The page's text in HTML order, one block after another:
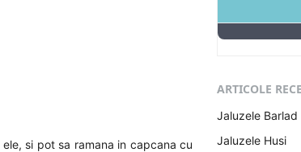
si pot sa ramana in capcana cu
ARTICOLE
Jaluzele Barlad
Jaluzele Husi